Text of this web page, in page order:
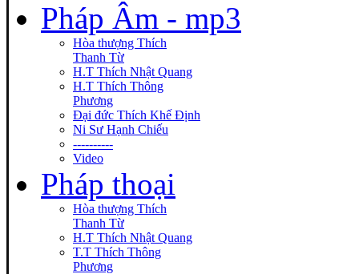
Pháp Âm - mp3
Hòa thượng Thích
Thanh Từ
H.T Thích Nhật Quang
H.T Thích Thông
Phương
Đại đức Thích Khế Định
Ni Sư Hạnh Chiếu
----------
Video
Pháp thoại
Hòa thượng Thích
Thanh Từ
H.T Thích Nhật Quang
T.T Thích Thông
Phương